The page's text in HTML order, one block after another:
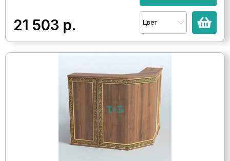
21 503 р. Цвет